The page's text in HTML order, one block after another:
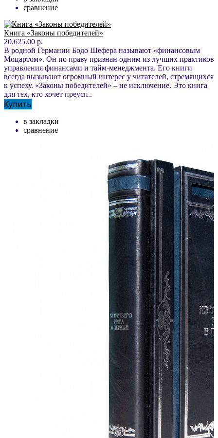
сравнение
Книга «Законы победителей»
20,625.00 р.
В родной Германии Бодо Шефера называют «финансовым
Моцартом». Он по праву признан одним из лучших практиков
управления финансами и тайм-менеджмента. Его книги
всегда вызывают огромный интерес у читателей, стремящихся
к успеху. «Законы победителей» – не исключение. Это книга
для тех, кто хочет преусп..
Купить
в закладки
сравнение